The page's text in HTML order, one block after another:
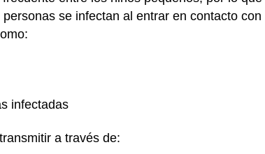
se infectan al entrar en contacto
infectadas
a través de: